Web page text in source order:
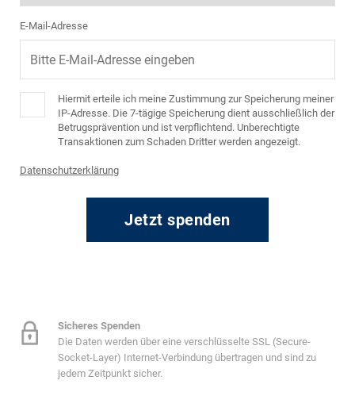
E-Mail-Adresse
Hiermit erteile ich meine Zustimmung zur Speicherung meiner
IP-Adresse. Die 7-tägige Speicherung dient ausschließlich der
Betrugsprävention und ist verpflichtend. Unberechtigte
Transaktionen zum Schaden Dritter werden angezeigt.
Datenschutzerklärung
Jetzt spenden
Sicheres Spenden
Die Daten werden über eine verschlüsselte SSL (Secure-
Socket-Layer) Internet-Verbindung übertragen und sind zu
jedem Zeitpunkt sicher.